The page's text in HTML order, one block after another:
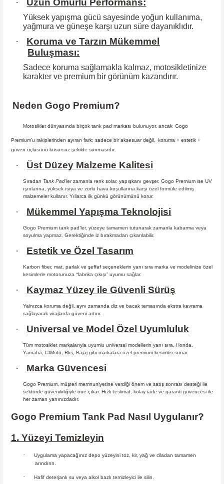
· Uzun Ömürlü Performans:
Yüksek yapışma gücü sayesinde yoğun kullanıma,
yağmura ve güneşe karşı uzun süre dayanıklıdır.
·
Koruma ve Tarzın Mükemmel
Buluşması:
Sadece koruma sağlamakla kalmaz, motosikletinize
karakter ve premium bir görünüm kazandırır.
Neden Gogo Premium?
Motosiklet dünyasında birçok tank pad markası bulunuyor, ancak Gogo
Premium’u rakiplerinden ayıran fark; sadece bir aksesuar değil,
koruma + estetik +
güven üçlüsünü kusursuz şekilde sunmasıdır.
· Üst Düzey Malzeme Kalitesi
Sıradan Tank Pad’ler zamanla renk solar, yapışkanı gevşer. Gogo Premium ise UV
ışınlarına, yüksek ısıya ve zorlu hava koşullarına karşı özel formüle edilmiş
malzemeler kullanır. Yıllarca ilk günkü görünümünü korur.
· Mükemmel Yapışma Teknolojisi
Gogo Premium tank pad’ler, yüzeye tamamen tutunarak zamanla kabarma veya
soyulma yapmaz. Gerektiğinde iz bırakmadan çıkarılabilir.
· Estetik ve Özel Tasarım
Karbon fiber, mat, parlak ve şeffaf seçeneklerin yanı sıra marka ve modelinize özel
kesimlerle motorunuza “fabrika çıkışı” uyumu sağlar.
· Kaymaz Yüzey ile Güvenli Sürüş
Yalnızca koruma değil, aynı zamanda diz ve bacak temasında ekstra kavrama
sağlayarak virajlarda güveni artırır.
· Universal ve Model Özel Uyumluluk
Tüm motosiklet markalarıyla uyumlu universal modellerin yanı sıra, Honda,
Yamaha, CfMoto, Rks, Bajaj gibi markalara özel premium kesimler sunar.
· Marka Güvencesi
Gogo Premium, müşteri memnuniyetine verdiği önem ve satış sonrası desteği ile
sektörde güvenilirliğiyle öne çıkar. Hızlı teslimat, kolay iade ve garanti güvencesi ile
her zaman yanınızdadır.
Gogo Premium Tank Pad Nasıl Uygulanır?
1. Yüzeyi Temizleyin
·
Uygulama yapacağınız depo yüzeyini toz, kir, yağ ve ciladan tamamen
arındırın.
· Hafif deterjanlı su veya alkol bazlı temizleyici ile silin.